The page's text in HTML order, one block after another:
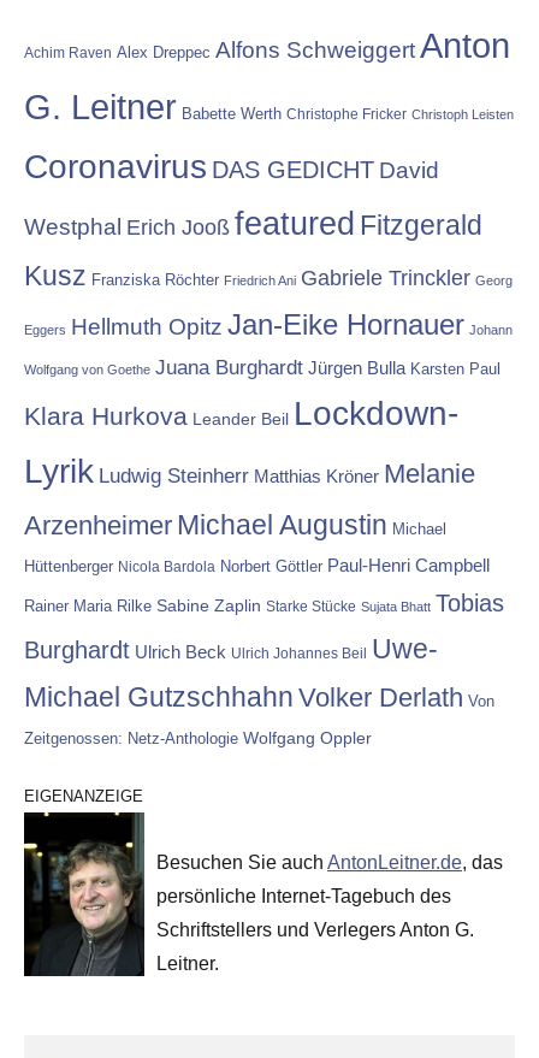
Achim Raven Alex Dreppec Alfons SchweiggertAnton
G. Leitner Babette Werth Christophe Fricker Christoph Leisten
Coronavirus DAS GEDICHT David
Westphal Erich Jooß featured Fitzgerald
Kusz Franziska Röchter Friedrich Ani Gabriele Trinckler Georg
Eggers Hellmuth Opitz Jan-Eike Hornauer Johann
Wolfgang von Goethe Juana Burghardt Jürgen Bulla Karsten Paul
Klara Hurkova Leander Beil Lockdown-
Lyrik Ludwig Steinherr Matthias Kröner Melanie
Arzenheimer Michael Augustin Michael
Hüttenberger Nicola Bardola Norbert Göttler Paul-Henri Campbell
Rainer Maria Rilke Sabine Zaplin Starke Stücke Sujata Bhatt Tobias
Burghardt Ulrich Beck Ulrich Johannes Beil Uwe-
Michael Gutzschhahn Volker Derlath Von
Zeitgenossen: Netz-Anthologie Wolfgang Oppler
EIGENANZEIGE
Besuchen Sie auch AntonLeitner.de, das
persönliche Internet-Tagebuch des
Schriftstellers und Verlegers Anton G.
Leitner.